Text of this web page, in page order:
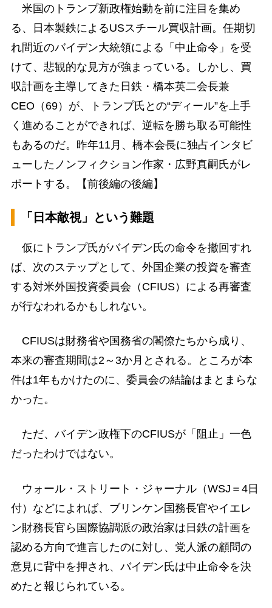
米国のトランプ新政権始動を前に注目を集め
る、日本製鉄によるUSスチール買収計画。任期切
れ間近のバイデン大統領による「中止命令」を受
けて、悲観的な見方が強まっている。しかし、買
収計画を主導してきた日鉄・橋本英二会長兼
CEO（69）が、トランプ氏との“ディール”を上手
く進めることができれば、逆転を勝ち取る可能性
もあるのだ。昨年11月、橋本会長に独占インタビ
ューしたノンフィクション作家・広野真嗣氏がレ
ポートする。【前後編の後編】
「日本敵視」という難題
仮にトランプ氏がバイデン氏の命令を撤回すれ
ば、次のステップとして、外国企業の投資を審査
する対米外国投資委員会（CFIUS）による再審査
が行なわれるかもしれない。
CFIUSは財務省や国務省の閣僚たちから成り、
本来の審査期間は2～3か月とされる。ところが本
件は1年もかけたのに、委員会の結論はまとまらな
かった。
ただ、バイデン政権下のCFIUSが「阻止」一色
だったわけではない。
ウォール・ストリート・ジャーナル（WSJ＝4日
付）などによれば、ブリンケン国務長官やイエレ
ン財務長官ら国際協調派の政治家は日鉄の計画を
認める方向で進言したのに対し、党人派の顧問の
意見に背中を押され、バイデン氏は中止命令を決
めたと報じられている。